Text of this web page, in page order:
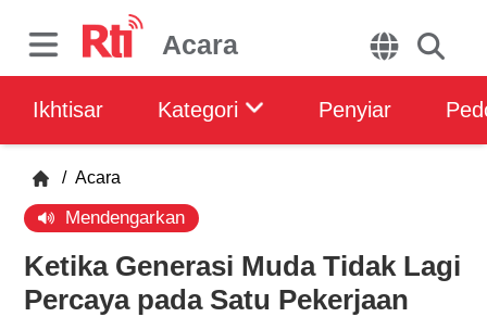
Acara
Ikhtisar Kategori Penyiar
/ Acara
Mendengarkan
Ketika Generasi Muda Tidak Lagi
Percaya pada Satu Pekerjaan